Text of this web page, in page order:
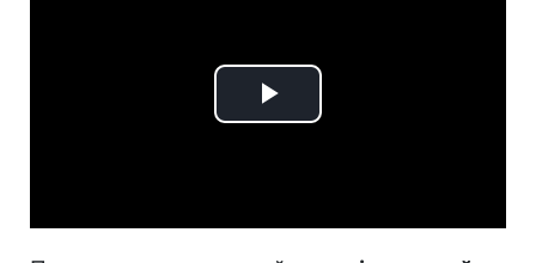
Play